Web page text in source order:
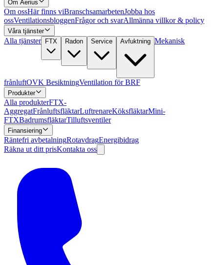
Om Aerius
Om ossHär finns viBranschsamarbetenJobba hos
ossVentilationsbloggenFrågor och svarAllmänna villkor & policy
Våra tjänster
Alla tjänster FTX Radon Service Avfuktning Mekanisk
frånluftOVK BesiktningVentilation för BRF
Produkter
Alla produkterFTX-
AggregatFrånluftsfläktarLuftrenareKöksfläktarMini-
FTXBadrumsfläktarTilluftsventiler
Finansiering
Räntefri avbetalningRotavdragEnergibidrag
Räkna ut ditt prisKontakta oss